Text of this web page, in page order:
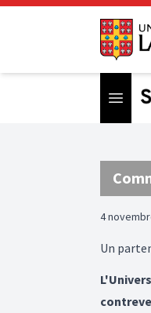
Open
4
Un